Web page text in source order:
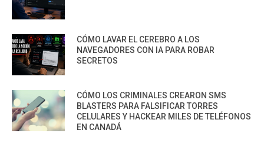
CÓMO LAVAR EL CEREBRO A LOS
NAVEGADORES CON IA PARA ROBAR
SECRETOS
CÓMO LOS CRIMINALES CREARON SMS
BLASTERS PARA FALSIFICAR TORRES
CELULARES Y HACKEAR MILES DE TELÉFONOS
EN CANADÁ